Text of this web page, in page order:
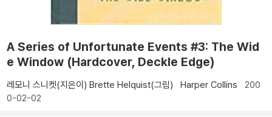
A Series of Unfortunate Events #3: The Wid
e Window (Hardcover, Deckle Edge)
레모니 스니켓(지은이) Brette Helquist(그림) Harper Collins 200
0-02-02